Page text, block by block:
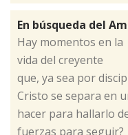
En búsqueda del
Hay momentos en la
vida del creyente
que, ya sea por
Cristo se separa en
hacer para hallarlo
fuerzas para seguir?